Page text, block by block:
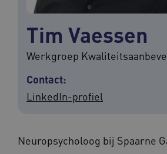
Tim Vaessen
Werkgroep
Contact:
LinkedIn-profiel
Neuropsycholoog bij Spaarne